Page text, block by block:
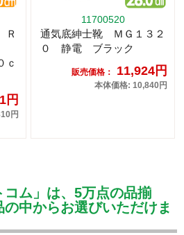
Ｒ
ｃ
円
円
11700520
通気底紳士靴 ＭＧ１３２
０ 静電 ブラック
販売価格： 11,924円
本体価格: 10,840円
コム」は、5万点の品揃
中からお選びいただけま